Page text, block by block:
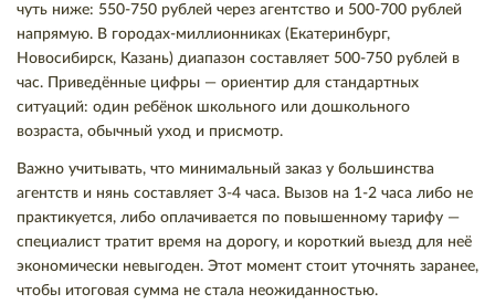
чуть ниже: 550-750 рублей через агентство и 500-700 рублей
напрямую. В городах-миллионниках (Екатеринбург,
Новосибирск, Казань) диапазон составляет 500-750 рублей в
час. Приведённые цифры — ориентир для стандартных
ситуаций: один ребёнок школьного или дошкольного
возраста, обычный уход и присмотр.
Важно учитывать, что минимальный заказ у большинства
агентств и нянь составляет 3-4 часа. Вызов на 1-2 часа либо не
практикуется, либо оплачивается по повышенному тарифу —
специалист тратит время на дорогу, и короткий выезд для неё
экономически невыгоден. Этот момент стоит уточнять заранее,
чтобы итоговая сумма не стала неожиданностью.